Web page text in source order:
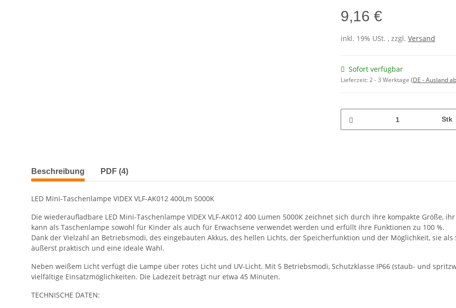
9,16 €
inkl. 19% USt. , zzgl. Versand
Sofort verfügbar
Lieferzeit:2 - 3 Werktage (DE - Ausland
Stk
weitere Registerkarten anzeigen
Beschreibung PDF (4)
LED Mini-Taschenlampe VIDEX VLF-AK012 400Lm 5000K
Die wiederaufladbare LED Mini-Taschenlampe VIDEX VLF-AK012 400 Lumen 5000K zeichnet sich durch ihre kompakte Größe,
kann als Taschenlampe sowohl für Kinder als auch für Erwachsene verwendet werden und erfüllt ihre Funktionen zu 100 %.
Dank der Vielzahl an Betriebsmodi, des eingebauten Akkus, des hellen Lichts, der Speicherfunktion und der Möglichkeit, sie
äußerst praktisch und eine ideale Wahl.
Neben weißem Licht verfügt die Lampe über rotes Licht und UV-Licht. Mit 5 Betriebsmodi, Schutzklasse IP66 (staub- und
vielfältige Einsatzmöglichkeiten. Die Ladezeit beträgt nur etwa 45 Minuten.
TECHNISCHE DATEN: